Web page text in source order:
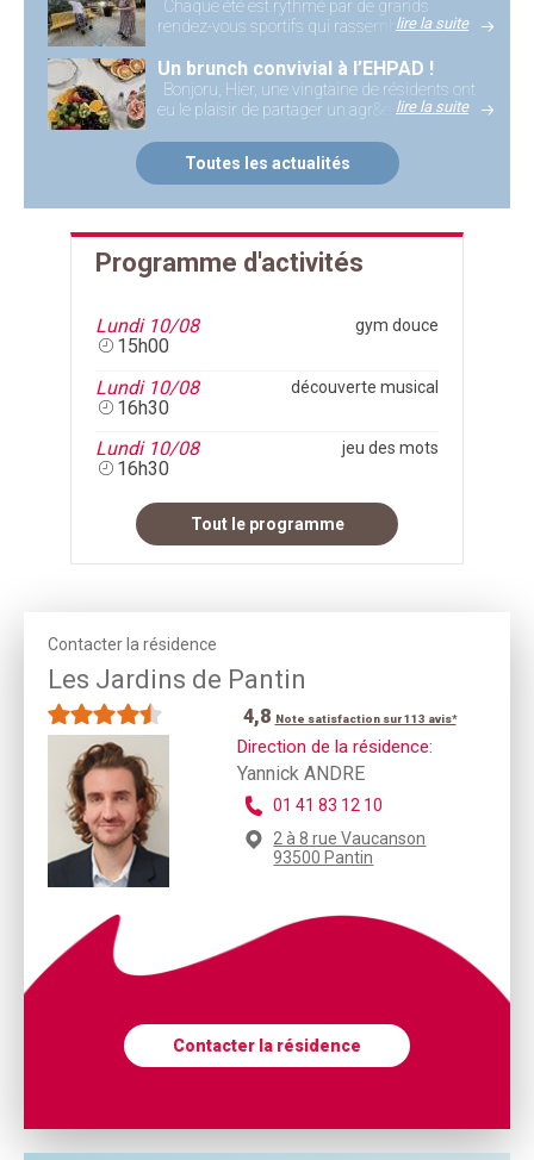
Chaque été est rythmé par de grands
rendez-vous sportifs qui rassemblent des [...]
lire la suite
Un brunch convivial à l’EHPAD !
Bonjoru, Hier, une vingtaine de résidents ont
eu le plaisir de partager un agr&e [...]lire la suite
Toutes les actualités
Programme d'activités
Lundi 10/08
15h00
gym douce
Lundi 10/08
16h30
découverte musical
Lundi 10/08
16h30
jeu des mots
Tout le programme
Contacter la résidence
Les Jardins de Pantin
4,8 Note satisfaction sur 113 avis*
Direction de la résidence:
Yannick ANDRE
01 41 83 12 10
2 à 8 rue Vaucanson
93500 Pantin
Contacter la résidence